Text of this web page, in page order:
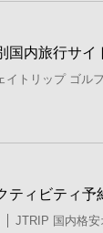
国内旅行サイ
イトリップ ゴル
ティビティ予
JTRIP 国内格